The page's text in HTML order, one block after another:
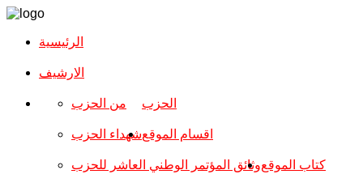
الرئيسية
الارشیف
الحزب من الحزب
شهداء الحزب
وثائق المؤتمر الوطني العاشر للحزب
اقسام الموقع
كتاب الموقع